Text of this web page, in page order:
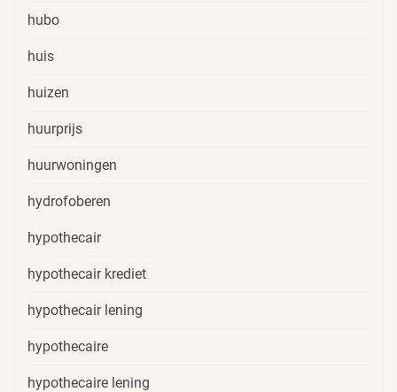
hubo
huis
huizen
huurprijs
huurwoningen
hydrofoberen
hypothecair
hypothecair krediet
hypothecair lening
hypothecaire
hypothecaire lening